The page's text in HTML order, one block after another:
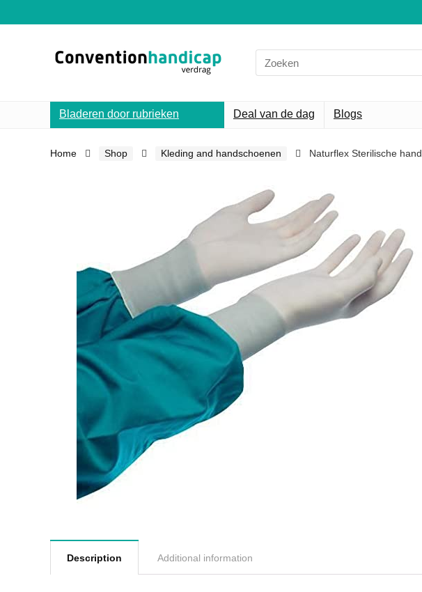
Search
for:
Bladeren door rubrieken Deal van de dag Blogs
Home Shop Kleding and handschoenen Naturflex Sterilische
Description Additional information